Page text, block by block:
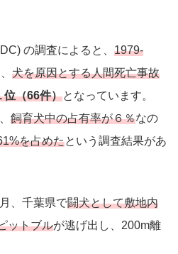
の調査によると、 1979-
犬を原因とする人間死亡事故
位（66件）となっています。
飼育犬中の占有率が６％なの
を占めたという調査結果があ
、千葉県で闘犬として敷地内
ットブルが逃げ出し、200m離